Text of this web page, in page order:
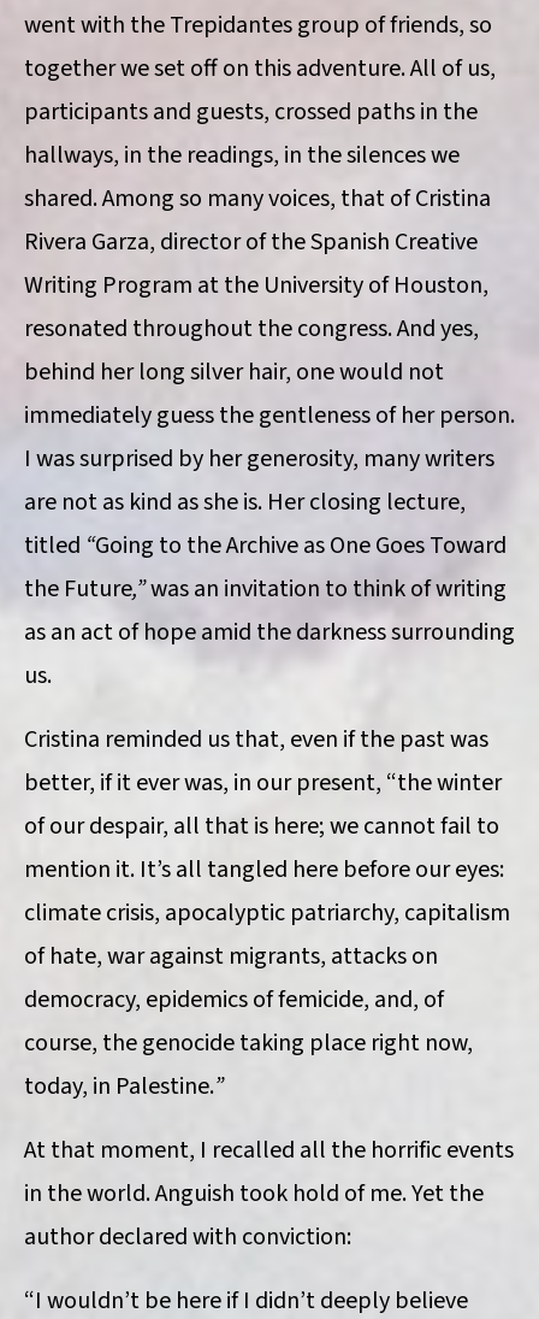
went with the Trepidantes group of friends, so
together we set off on this adventure. All of us,
participants and guests, crossed paths in the
hallways, in the readings, in the silences we
shared. Among so many voices, that of Cristina
Rivera Garza, director of the Spanish Creative
Writing Program at the University of Houston,
resonated throughout the congress. And yes,
behind her long silver hair, one would not
immediately guess the gentleness of her person.
I was surprised by her generosity, many writers
are not as kind as she is. Her closing lecture,
titled “Going to the Archive as One Goes Toward
the Future,”was an invitation to think of writing
as an act of hope amid the darkness surrounding
us.
Cristina reminded us that, even if the past was
better, if it ever was, in our present, “the winter
of our despair, all that is here; we cannot fail to
mention it. It’s all tangled here before our eyes:
climate crisis, apocalyptic patriarchy, capitalism
of hate, war against migrants, attacks on
democracy, epidemics of femicide, and, of
course, the genocide taking place right now,
today, in Palestine.”
At that moment, I recalled all the horrific events
in the world. Anguish took hold of me. Yet the
author declared with conviction:
“I wouldn’t be here if I didn’t deeply believe